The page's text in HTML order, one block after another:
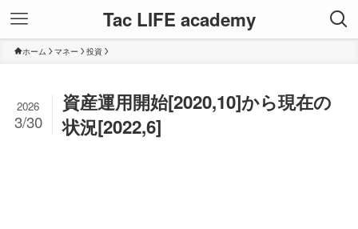
Tac LIFE academy
ホーム マネー 投資
資産運用開始[2020,10]から現在の
状況[2022,6]
2026
3/30